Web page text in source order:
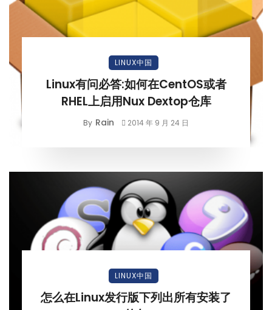
LINUX中国
Linux有问必答:如何在CentOS或者
RHEL上启用Nux Dextop仓库
By Rain 2014 年 9 月 24 日
LINUX中国
怎么在Linux发行版下列出所有安装了